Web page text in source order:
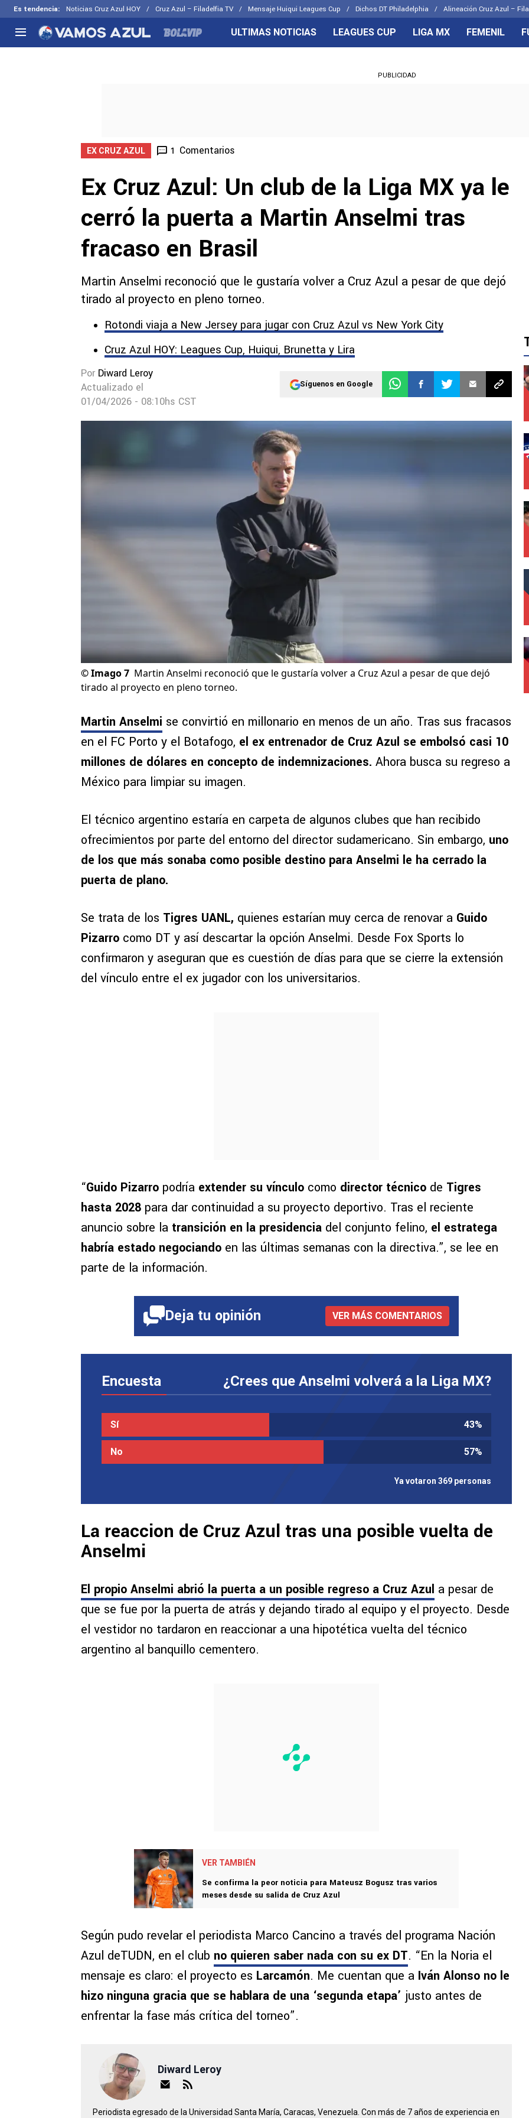
Es tendencia: Noticias Cruz Azul HOY Cruz Azul – Filadelfia TV Mensaje Huiqui Leagues Cup Dichos DT Philadelphia Alineación Cruz Azul –
Selección Mexicana
CELESTES
ULTIMAS NOTICIAS LEAGUES CUP LIGA MX FEMENIL
PUBLICIDAD
EX CRUZ AZUL 1 Comentarios
Ex Cruz Azul: Un club de la Liga MX ya le
cerró la puerta a Martin Anselmi tras
fracaso en Brasil
Martin Anselmi reconoció que le gustaría volver a Cruz Azul a pesar de que dejó
tirado al proyecto en pleno torneo.
Rotondi viaja a New Jersey para jugar con Cruz Azul vs New York City
Cruz Azul HOY: Leagues Cup, Huiqui, Brunetta y Lira
Por Diward Leroy
Actualizado el
01/04/2026 - 08:10hs CST
Síguenos en Google
©Imago 7 Martin Anselmi reconoció que le gustaría volver a Cruz Azul a pesar de que dejó
tirado al proyecto en pleno torneo.
Martin Anselmi se convirtió en millonario en menos de un año. Tras sus fracasos
en el FC Porto y el Botafogo, el ex entrenador de Cruz Azul se embolsó casi 10
millones de dólares en concepto de indemnizaciones. Ahora busca su regreso a
México para limpiar su imagen.
El técnico argentino estaría en carpeta de algunos clubes que han recibido
ofrecimientos por parte del entorno del director sudamericano. Sin embargo, uno
de los que más sonaba como posible destino para Anselmi le ha cerrado la
puerta de plano.
Se trata de los Tigres UANL, quienes estarían muy cerca de renovar a Guido
Pizarro como DT y así descartar la opción Anselmi. Desde Fox Sports lo
confirmaron y aseguran que es cuestión de días para que se cierre la extensión
del vínculo entre el ex jugador con los universitarios.
“Guido Pizarro podría extender su vínculo como director técnico de Tigres
hasta 2028 para dar continuidad a su proyecto deportivo. Tras el reciente
anuncio sobre la transición en la presidencia del conjunto felino, el estratega
habría estado negociando en las últimas semanas con la directiva.”, se lee en
parte de la información.
Deja tu opinión VER MÁS COMENTARIOS
Encuesta ¿Crees que Anselmi volverá a la Liga MX?
Sí 43%
No 57%
Ya votaron 369 personas
La reaccion de Cruz Azul tras una posible vuelta de
Anselmi
El propio Anselmi abrió la puerta a un posible regreso a Cruz Azul a pesar de
que se fue por la puerta de atrás y dejando tirado al equipo y el proyecto. Desde
el vestidor no tardaron en reaccionar a una hipotética vuelta del técnico
argentino al banquillo cementero.
VER TAMBIÉN
Se confirma la peor noticia para Mateusz Bogusz tras varios
meses desde su salida de Cruz Azul
Según pudo revelar el periodista Marco Cancino a través del programa Nación
Azul deTUDN, en el club no quieren saber nada con su ex DT. “En la Noria el
mensaje es claro: el proyecto es Larcamón. Me cuentan que a Iván Alonso no le
hizo ninguna gracia que se hablara de una ‘segunda etapa’ justo antes de
enfrentar la fase más crítica del torneo”.
Diward Leroy
Periodista egresado de la Universidad Santa María, Caracas, Venezuela. Con más de 7 años de experiencia en